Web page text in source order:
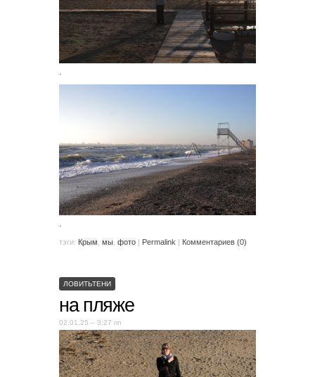
.
.
тэги: Крым мы фото | Permalink | Комментариев (0)
ЛОВИТЬТЕНИ
на пляже
02.01.25 – 3:27 пп